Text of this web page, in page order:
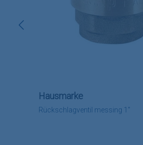
Rückschlagventil messing 1"
Hausmarke